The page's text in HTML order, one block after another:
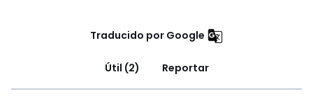
Traducido por Google
Útil (2) Reportar